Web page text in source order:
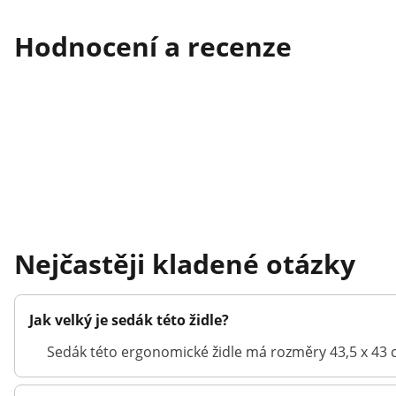
Hodnocení a recenze
Nejčastěji kladené otázky
Jak velký je sedák této židle?
Sedák této ergonomické židle má rozměry 43,5 x 43